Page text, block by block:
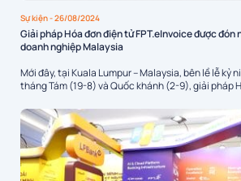
Sự kiện- 26/08/2024
Giải pháp Hóa đơn điện tử FPT.eInvoice được đón
doanh nghiệp Malaysia
Mới đây, tại Kuala Lumpur – Malaysia, bên lề lễ kỷ
tháng Tám (19-8) và Quốc khánh (2-9), giải pháp